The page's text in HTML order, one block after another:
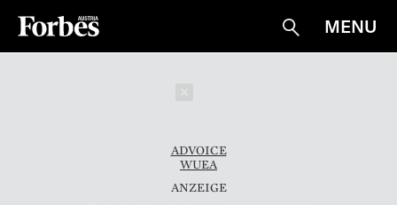
Suche
MENU
ADVOICE
WUEA